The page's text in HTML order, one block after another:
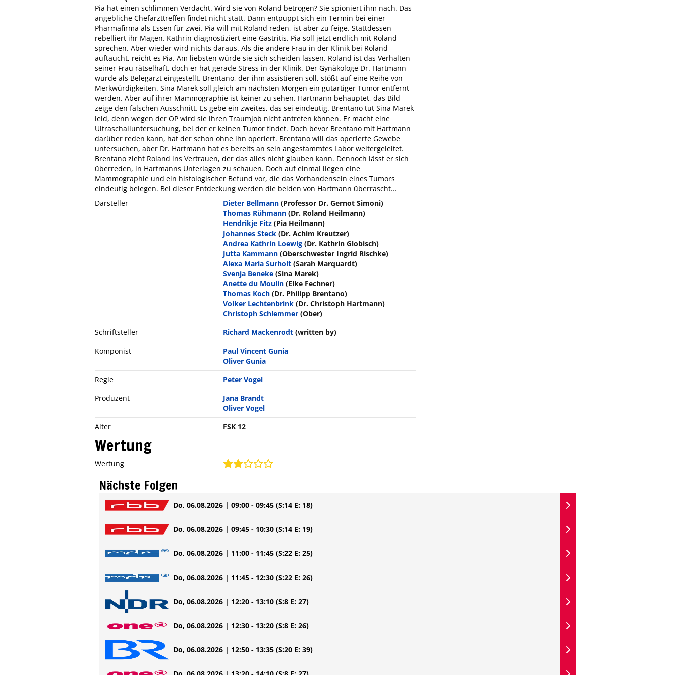
Pia hat einen schlimmen Verdacht. Wird sie von Roland betrogen? Sie spioniert ihm nach. Das
angebliche Chefarzttreffen findet nicht statt. Dann entpuppt sich ein Termin bei einer
Pharmafirma als Essen für zwei. Pia will mit Roland reden, ist aber zu feige. Stattdessen
rebelliert ihr Magen. Kathrin diagnostiziert eine Gastritis. Pia soll jetzt endlich mit Roland
sprechen. Aber wieder wird nichts daraus. Als die andere Frau in der Klinik bei Roland
auftaucht, reicht es Pia. Am liebsten würde sie sich scheiden lassen. Roland ist das Verhalten
seiner Frau rätselhaft, doch er hat gerade Stress in der Klinik. Der Gynäkologe Dr. Hartmann
wurde als Belegarzt eingestellt. Brentano, der ihm assistieren soll, stößt auf eine Reihe von
Merkwürdigkeiten. Sina Marek soll gleich am nächsten Morgen ein gutartiger Tumor entfernt
werden. Aber auf ihrer Mammographie ist keiner zu sehen. Hartmann behauptet, das Bild
zeige den falschen Ausschnitt. Es gebe ein zweites, das sei eindeutig. Brentano tut Sina Marek
leid, denn wegen der OP wird sie ihren Traumjob nicht antreten können. Er macht eine
Ultraschalluntersuchung, bei der er keinen Tumor findet. Doch bevor Brentano mit Hartmann
darüber reden kann, hat der schon ohne ihn operiert. Brentano will das operierte Gewebe
untersuchen, aber Dr. Hartmann hat es bereits an sein angestammtes Labor weitergeleitet.
Brentano zieht Roland ins Vertrauen, der das alles nicht glauben kann. Dennoch lässt er sich
überreden, in Hartmanns Unterlagen zu schauen. Doch auf einmal liegen eine
Mammographie und ein histologischer Befund vor, die das Vorhandensein eines Tumors
eindeutig belegen. Bei dieser Entdeckung werden die beiden von Hartmann überrascht...
Darsteller
Dieter Bellmann (Professor Dr. Gernot Simoni)
Thomas Rühmann (Dr. Roland Heilmann)
Hendrikje Fitz (Pia Heilmann)
Johannes Steck (Dr. Achim Kreutzer)
Andrea Kathrin Loewig (Dr. Kathrin Globisch)
Jutta Kammann (Oberschwester Ingrid Rischke)
Alexa Maria Surholt (Sarah Marquardt)
Svenja Beneke (Sina Marek)
Anette du Moulin (Elke Fechner)
Thomas Koch (Dr. Philipp Brentano)
Volker Lechtenbrink (Dr. Christoph Hartmann)
Christoph Schlemmer (Ober)
Schriftsteller
Richard Mackenrodt (written by)
Komponist
Paul Vincent Gunia
Oliver Gunia
Regie
Peter Vogel
Produzent
Jana Brandt
Oliver Vogel
Alter
FSK 12
Wertung
Wertung
Nächste Folgen
Do, 06.08.2026 | 09:00 - 09:45 (S:14 E: 18)
Do, 06.08.2026 | 09:45 - 10:30 (S:14 E: 19)
Do, 06.08.2026 | 11:00 - 11:45 (S:22 E: 25)
Do, 06.08.2026 | 11:45 - 12:30 (S:22 E: 26)
Do, 06.08.2026 | 12:20 - 13:10 (S:8 E: 27)
Do, 06.08.2026 | 12:30 - 13:20 (S:8 E: 26)
Do, 06.08.2026 | 12:50 - 13:35 (S:20 E: 39)